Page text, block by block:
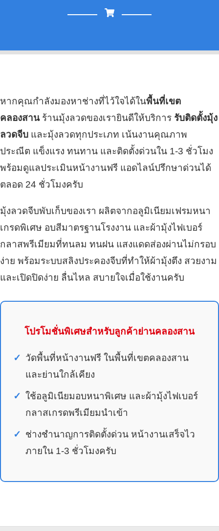
หากคุณกำลังมองหาช่างที่ไว้ใจได้ในพื้นที่เขต
คลองสานร้านมุ้งลวดของเรายินดีให้บริการ รับติดตั้งมุ้ง
ลวดจีบ และมุ้งลวดทุกประเภท เน้นงานคุณภาพ
ประณีต แข็งแรง ทนทาน และติดตั้งด่วนใน 1-3 ชั่วโมง
พร้อมดูแลประเมินหน้างานฟรี แอดไลน์ปรึกษาด่วนได้
ตลอด 24 ชั่วโมงครับ
มุ้งลวดจีบพับเก็บของเรา ผลิตจากอลูมิเนียมเฟรมหนา
เกรดพิเศษ อบสีมาตรฐานโรงงาน และผ้ามุ้งไฟเบอร์
กลาสพรีเมียมที่ทนลม ทนฝน แสงแดดส่องผ่านไม่กรอบ
ง่าย พร้อมระบบสลิงประคองจีบที่ทำให้ผ้ามุ้งตึง สวยงาม
และเปิดปิดง่าย ลื่นไหล สบายใจเมื่อใช้งานครับ
โปรโมชั่นพิเศษสำหรับลูกค้าย่านคลองสาน
วัดพื้นที่หน้างานฟรี ในพื้นที่เขตคลองสาน
และย่านใกล้เคียง
ใช้อลูมิเนียมอบหนาพิเศษ และผ้ามุ้งไฟเบอร์
กลาสเกรดพรีเมียมนำเข้า
ช่างชำนาญการติดตั้งด่วน หน้างานเสร็จไว
ภายใน 1-3 ชั่วโมงครับ